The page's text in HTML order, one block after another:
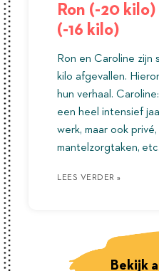
LEES VERDER »
LEES VERDER »
Ron (-20
(-16 kilo)
Ron en Caroline zijn
kilo afgevallen.
hun verhaal.
een heel intensief
werk, maar ook privé,
mantelzorgtaken,
LEES VERDER »
Bekijk